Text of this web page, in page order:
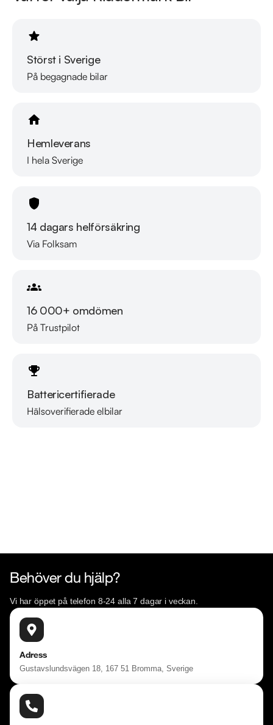
billigaste helförsäkring och tar gärna din gamla bil i inbyte.
Kontakta anläggningen för mer information.
Störst i Sverige
På begagnade bilar
Hemleverans
I hela Sverige
14 dagars helförsäkring
Via Folksam
16 000+ omdömen
På Trustpilot
Battericertifierade
Hälsoverifierade elbilar
Läs mer om oss
Behöver du hjälp?
Vi har öppet på telefon 8-24 alla 7 dagar i veckan.
Adress
Gustavslundsvägen 18, 167 51 Bromma, Sverige